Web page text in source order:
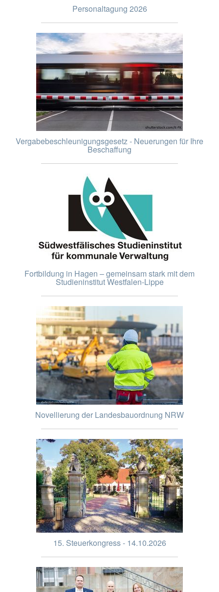
Personaltagung 2026
Vergabebeschleunigungsgesetz - Neuerungen für Ihre
Beschaffung
Fortbildung in Hagen – gemeinsam stark mit dem
Studieninstitut Westfalen-Lippe
Novellierung der Landesbauordnung NRW
15. Steuerkongress - 14.10.2026